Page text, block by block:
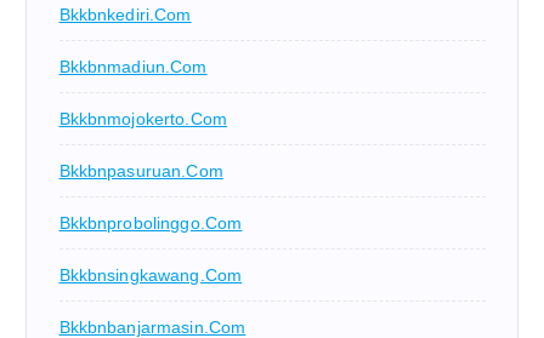
Bkkbnkediri.com
Bkkbnmadiun.com
Bkkbnmojokerto.com
Bkkbnpasuruan.com
Bkkbnprobolinggo.com
Bkkbnsingkawang.com
Bkkbnbanjarmasin.com